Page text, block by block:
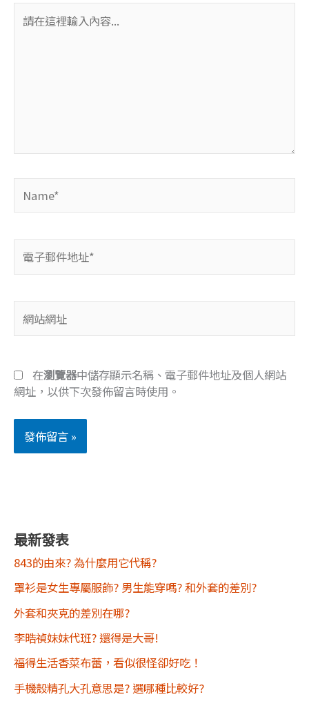
在
郵
件
地
址站
網
在瀏覽器中儲存顯示名稱、電子郵件地址及個人網站
網址，以供下次發佈留言時使用。
最新發表
843的由來? 為什麼用它代稱?
罩衫是女生專屬服飾? 男生能穿嗎? 和外套的差別?
外套和夾克的差別在哪?
李晧禎妹妹代班? 還得是大哥!
福得生活香菜布蕾，看似很怪卻好吃！
手機殼精孔大孔意思是? 選哪種比較好?